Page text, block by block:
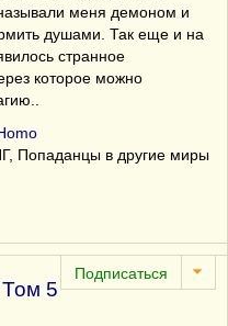
меня демоном и
душами. Так еще и на
странное
которое можно
, Попаданцы в другие миры
5